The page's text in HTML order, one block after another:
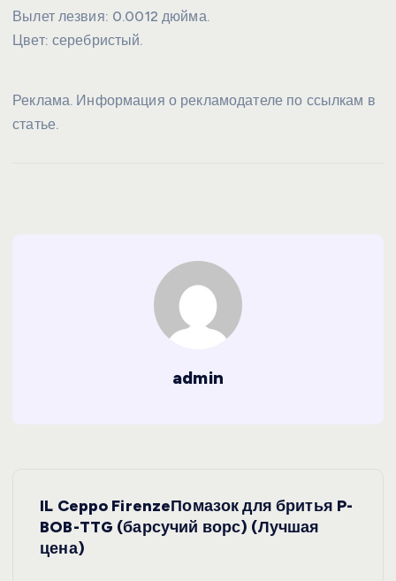
Вылет лезвия: 0.0012 дюйма.
Цвет: серебристый.
Реклама. Информация о рекламодателе по ссылкам в
статье.
admin
IL Ceppo FirenzeПомазок для бритья P-
BOB-TTG (барсучий ворс) (Лучшая
цена)